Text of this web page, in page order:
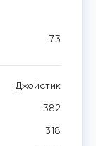
7.3
Джойстик
382
318